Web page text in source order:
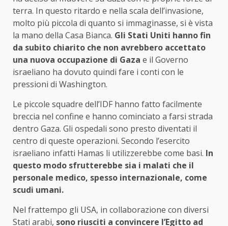
terra. In questo ritardo e nella scala dell’invasione,
molto più piccola di quanto si immaginasse, si è vista
la mano della Casa Bianca. Gli Stati Uniti hanno fin
da subito chiarito che non avrebbero accettato
una nuova occupazione di Gaza e il Governo
israeliano ha dovuto quindi fare i conti con le
pressioni di Washington.
Le piccole squadre dell’IDF hanno fatto facilmente
breccia nel confine e hanno cominciato a farsi strada
dentro Gaza. Gli ospedali sono presto diventati il
centro di queste operazioni. Secondo l’esercito
israeliano infatti Hamas li utilizzerebbe come basi. In
questo modo sfrutterebbe sia i malati che il
personale medico, spesso internazionale, come
scudi umani.
Nel frattempo gli USA, in collaborazione con diversi
Stati arabi, sono riusciti a convincere l’Egitto ad